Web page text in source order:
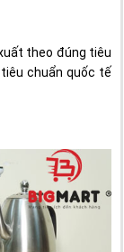
theo đúng tiêu
chuẩn quốc tế